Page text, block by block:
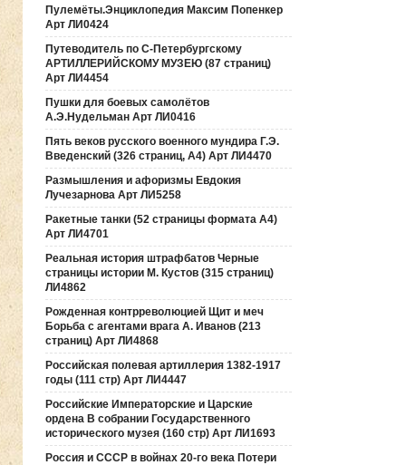
Пулемёты.Энциклопедия Максим Попенкер
Арт ЛИ0424
Путеводитель по С-Петербургскому
АРТИЛЛЕРИЙСКОМУ МУЗЕЮ (87 страниц)
Арт ЛИ4454
Пушки для боевых самолётов
А.Э.Нудельман Арт ЛИ0416
Пять веков русского военного мундира Г.Э.
Введенский (326 страниц, А4) Арт ЛИ4470
Размышления и афоризмы Евдокия
Лучезарнова Арт ЛИ5258
Ракетные танки (52 страницы формата А4)
Арт ЛИ4701
Реальная история штрафбатов Черные
страницы истории М. Кустов (315 страниц)
ЛИ4862
Рожденная контрреволюцией Щит и меч
Борьба с агентами врага А. Иванов (213
страниц) Арт ЛИ4868
Российская полевая артиллерия 1382-1917
годы (111 стр) Арт ЛИ4447
Российские Императорские и Царские
ордена В собрании Государственного
исторического музея (160 стр) Арт ЛИ1693
Россия и СССР в войнах 20-го века Потери